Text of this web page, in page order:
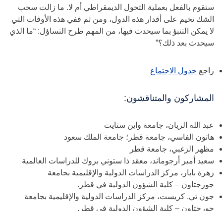
ستقوم بالفعل بعملية التحول الديمقراطي أم لا. ما زالت سحب
الشك تخيم على أقدار هذه الدول، ومن ثم ففي هذه الأوقات التي
لا يمكن التنبؤ بما سيحدث فيها، من المهم طرح التساؤل: “ما الذي
سيحدث بعد ذلك؟”
راجع جدول الاجتماع
المشاركون والمتناقشون:
عبد الله الريان، جامعة واين ستايت
هاتون الفاسي، جامعة قطر؛ جامعة الملك سعود
مظهر الزغبي، جامعة قطر
سعيد أمير أرجوماند، معقد ذا ستوني بروك للدراسات العالمية
زهرة بابار، مركز الدراسات الدولية والإقليمية بجامعة
جورجتاون – كلية الشؤون الدولية في قطر.
جون تي. كريست، مركز الدراسات الدولية والإقليمية بجامعة
جورجتاون – كلية الشؤون الدولية في قطر.